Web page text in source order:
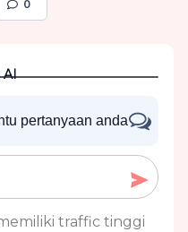
0
AI
pertanyaan anda
traffic tinggi